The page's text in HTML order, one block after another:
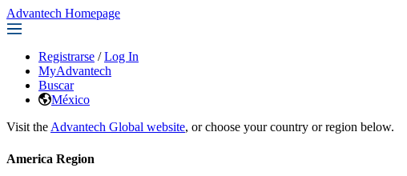
Advantech Homepage
Registrarse / Log In
MyAdvantech
Buscar
México
Visit the Advantech Global website, or choose your country or region below.
America Region